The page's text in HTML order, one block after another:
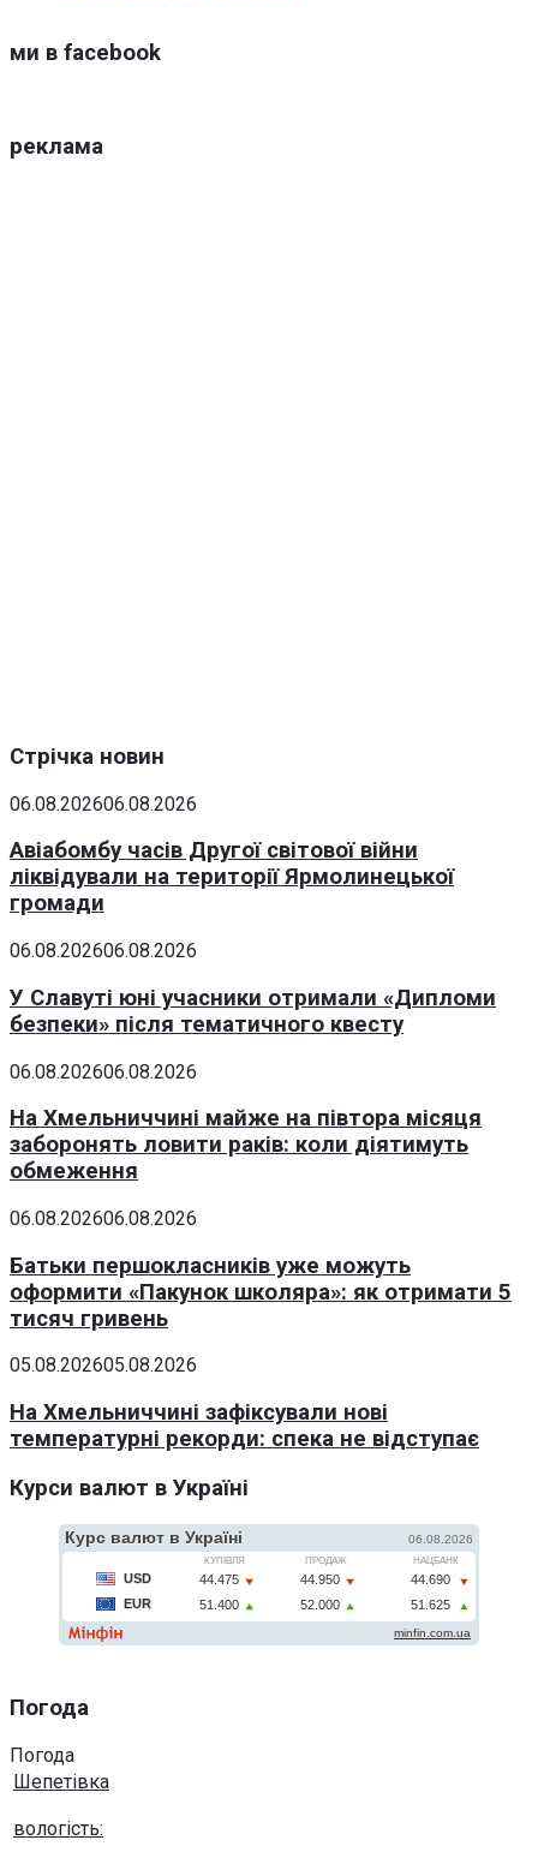
ми в facebook
реклама
Стрічка новин
06.08.202606.08.2026
Авіабомбу часів Другої світової війни
ліквідували на території Ярмолинецької
громади
06.08.202606.08.2026
У Славуті юні учасники отримали «Дипломи
безпеки» після тематичного квесту
06.08.202606.08.2026
На Хмельниччині майже на півтора місяця
заборонять ловити раків: коли діятимуть
обмеження
06.08.202606.08.2026
Батьки першокласників уже можуть
оформити «Пакунок школяра»: як отримати 5
тисяч гривень
05.08.202605.08.2026
На Хмельниччині зафіксували нові
температурні рекорди: спека не відступає
Курси валют в Україні
Погода
Погода
Шепетівка
вологість: